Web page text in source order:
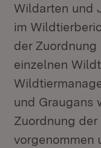
Wildarten und
im
der
einzelnen
und Graugans
Zuordnung
vorgenommen